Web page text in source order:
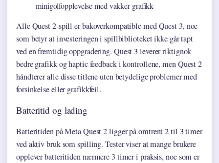
minigolfopplevelse med vakker grafikk
Alle Quest 2-spill er bakoverkompatible med Quest 3, noe
som betyr at investeringen i spillbiblioteket ikke går tapt
ved en fremtidig oppgradering. Quest 3 leverer riktignok
bedre grafikk og haptic feedback i kontrollene, men Quest 2
håndterer alle disse titlene uten betydelige problemer med
forsinkelse eller grafikkfeil.
Batteritid og lading
Batteritiden på Meta Quest 2 ligger på omtrent 2 til 3 timer
ved aktiv bruk som spilling. Tester viser at mange brukere
opplever batteritiden nærmere 3 timer i praksis, noe som er